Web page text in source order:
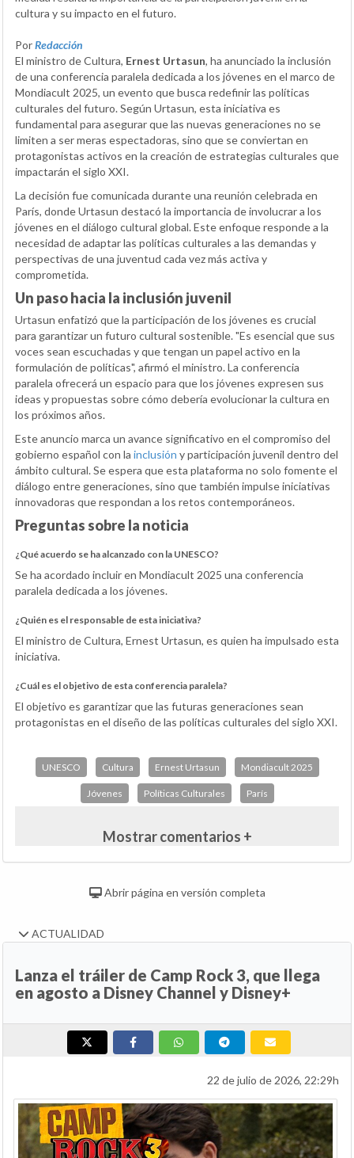
cultura y su impacto en el futuro.
PorRedacción
El ministro de Cultura, Ernest Urtasun, ha anunciado la inclusión
de una conferencia paralela dedicada a los jóvenes en el marco de
Mondiacult 2025, un evento que busca redefinir las políticas
culturales del futuro. Según Urtasun, esta iniciativa es
fundamental para asegurar que las nuevas generaciones no se
limiten a ser meras espectadoras, sino que se conviertan en
protagonistas activos en la creación de estrategias culturales que
impactarán el siglo XXI.
La decisión fue comunicada durante una reunión celebrada en
París, donde Urtasun destacó la importancia de involucrar a los
jóvenes en el diálogo cultural global. Este enfoque responde a la
necesidad de adaptar las políticas culturales a las demandas y
perspectivas de una juventud cada vez más activa y
comprometida.
Un paso hacia la inclusión juvenil
Urtasun enfatizó que la participación de los jóvenes es crucial
para garantizar un futuro cultural sostenible. "Es esencial que sus
voces sean escuchadas y que tengan un papel activo en la
formulación de políticas", afirmó el ministro. La conferencia
paralela ofrecerá un espacio para que los jóvenes expresen sus
ideas y propuestas sobre cómo debería evolucionar la cultura en
los próximos años.
Este anuncio marca un avance significativo en el compromiso del
gobierno español con la inclusión y participación juvenil dentro del
ámbito cultural. Se espera que esta plataforma no solo fomente el
diálogo entre generaciones, sino que también impulse iniciativas
innovadoras que respondan a los retos contemporáneos.
Preguntas sobre la noticia
¿Qué acuerdo se ha alcanzado con la UNESCO?
Se ha acordado incluir en Mondiacult 2025 una conferencia
paralela dedicada a los jóvenes.
¿Quién es el responsable de esta iniciativa?
El ministro de Cultura, Ernest Urtasun, es quien ha impulsado esta
iniciativa.
¿Cuál es el objetivo de esta conferencia paralela?
El objetivo es garantizar que las futuras generaciones sean
protagonistas en el diseño de las políticas culturales del siglo XXI.
UNESCO Cultura Ernest Urtasun Mondiacult 2025
Jóvenes Políticas Culturales París
Mostrar comentarios +
Abrir página en versión completa
ACTUALIDAD
Lanza el tráiler de Camp Rock 3, que llega
en agosto a Disney Channel y Disney+
22 de julio de 2026, 22:29h